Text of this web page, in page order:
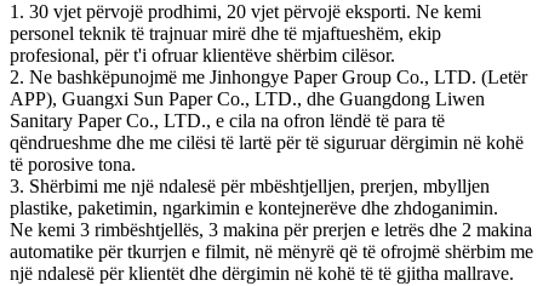
1. 30 vjet përvojë prodhimi, 20 vjet përvojë eksporti. Ne kemi
personel teknik të trajnuar mirë dhe të mjaftueshëm, ekip
profesional, për t'i ofruar klientëve shërbim cilësor.
2. Ne bashkëpunojmë me Jinhongye Paper Group Co., LTD. (Letër
APP), Guangxi Sun Paper Co., LTD., dhe Guangdong Liwen
Sanitary Paper Co., LTD., e cila na ofron lëndë të para të
qëndrueshme dhe me cilësi të lartë për të siguruar dërgimin në kohë
të porosive tona.
3. Shërbimi me një ndalesë për mbështjelljen, prerjen, mbylljen
plastike, paketimin, ngarkimin e kontejnerëve dhe zhdoganimin.
Ne kemi 3 rimbështjellës, 3 makina për prerjen e letrës dhe 2 makina
automatike për tkurrjen e filmit, në mënyrë që të ofrojmë shërbim me
një ndalesë për klientët dhe dërgimin në kohë të të gjitha mallrave.